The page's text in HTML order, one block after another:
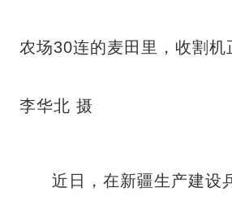
农场30连的麦田里，收割机
李华北 摄
近日，在新疆生产建设